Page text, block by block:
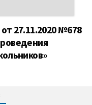
27.11.2020 №678